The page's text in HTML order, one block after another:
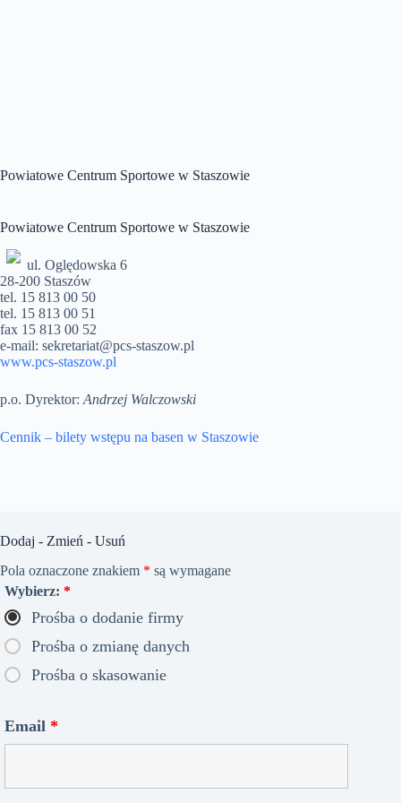
Powiatowe Centrum Sportowe w Staszowie
Powiatowe Centrum Sportowe w Staszowie
ul. Oględowska 6
28-200 Staszów
tel. 15 813 00 50
tel. 15 813 00 51
fax 15 813 00 52
e-mail: sekretariat@pcs-staszow.pl
www.pcs-staszow.pl
p.o. Dyrektor: Andrzej Walczowski
Cennik – bilety wstępu na basen w Staszowie
Dodaj - Zmień - Usuń
Pola oznaczone znakiem * są wymagane
Wybierz: *
Prośba o dodanie firmy
Prośba o zmianę danych
Prośba o skasowanie
Email *